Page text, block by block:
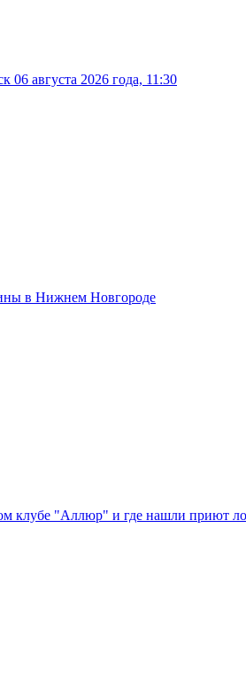
августа 2026 года, 11:30
в Нижнем Новгороде
клубе "Аллюр" и где нашли приют